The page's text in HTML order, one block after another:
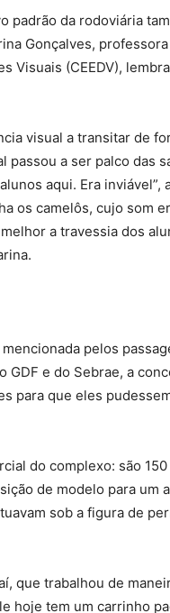
padrão da rodoviária
Gonçalves,
Visuais (CEEDV),
visual a transitar de
a ser palco das
aqui. Era inviável”,
os camelôs, cujo som
a travessia dos
pelos
GDF e do Sebrae, a
para que eles
do complexo: são
de modelo para um
sob a figura de
que trabalhou de
hoje tem um carrinho